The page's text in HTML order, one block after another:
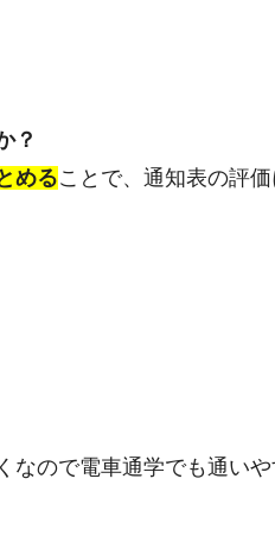
？
めることで、通知表の評
なので電車通学でも通い